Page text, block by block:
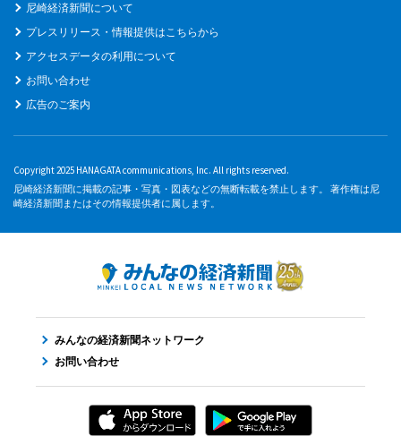
尼崎経済新聞について
プレスリリース・情報提供はこちらから
アクセスデータの利用について
お問い合わせ
広告のご案内
Copyright 2025 HANAGATA communications, Inc. All rights reserved.
尼崎経済新聞に掲載の記事・写真・図表などの無断転載を禁止します。 著作権は尼
崎経済新聞またはその情報提供者に属します。
みんなの経済新聞ネットワーク
お問い合わせ